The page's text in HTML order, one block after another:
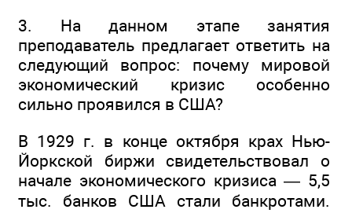
3. На данном этапе занятия
преподаватель предлагает ответить на
следующий вопрос: почему мировой
экономический кризис особенно
сильно проявился в США?
В 1929 г. в конце октября крах Нью-
Йоркской биржи свидетельствовал о
начале экономического кризиса — 5,5
тыс. банков США стали банкротами.